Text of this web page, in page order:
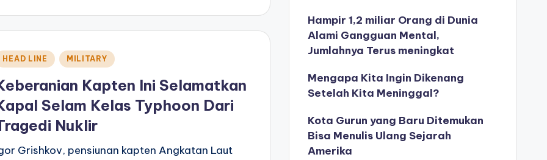
HEAD LINE MILITARY
Kapten Ini Selamatkan
Selam Kelas Typhoon Dari
Nuklir
Grishkov, pensiunan kapten Angkatan Laut
Hampir 1,2 miliar Orang di Dunia
Alami Gangguan Mental,
Jumlahnya Terus meningkat
Mengapa Kita Ingin Dikenang
Setelah Kita Meninggal?
Kota Gurun yang Baru Ditemukan
Bisa Menulis Ulang Sejarah
Amerika